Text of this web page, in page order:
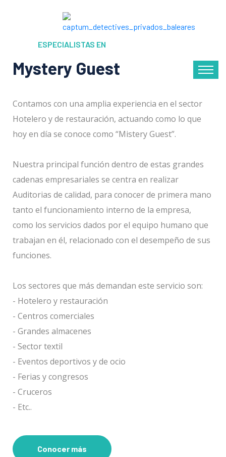
ESPECIALISTAS EN
Mystery Guest
Contamos con una amplia experiencia en el sector
Hotelero y de restauración, actuando como lo que
hoy en día se conoce como “Mistery Guest”.
Nuestra principal función dentro de estas grandes
cadenas empresariales se centra en realizar
Auditorias de calidad, para conocer de primera mano
tanto el funcionamiento interno de la empresa,
como los servicios dados por el equipo humano que
trabajan en él, relacionado con el desempeño de sus
funciones.
Los sectores que más demandan este servicio son:
- Hotelero y restauración
- Centros comerciales
- Grandes almacenes
- Sector textil
- Eventos deportivos y de ocio
- Ferias y congresos
- Cruceros
- Etc..
Conocer más